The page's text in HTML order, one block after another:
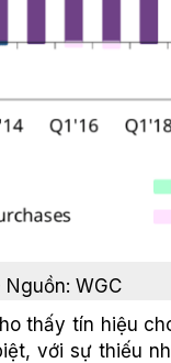
WGC
thấy tín hiệu
với sự thiếu